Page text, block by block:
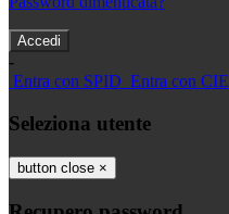
-
Entra con SPID Entra con CIE
Seleziona utente
button close ×